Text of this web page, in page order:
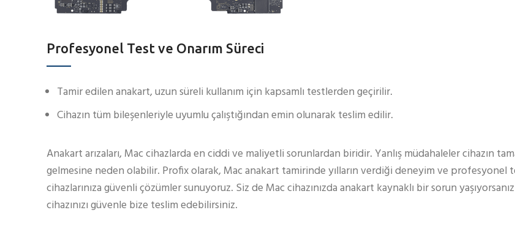
Profesyonel Test ve Onarım Süreci
Tamir edilen anakart, uzun süreli kullanım için kapsamlı testlerden geçirilir.
Cihazın tüm bileşenleriyle uyumlu çalıştığından emin olunarak teslim edilir.
Anakart arızaları, Mac cihazlarda en ciddi ve maliyetli sorunlardan biridir. Yanlış müdahaleler cihazın
gelmesine neden olabilir. Profix olarak, Mac anakart tamirinde yılların verdiği deneyim ve profesyonel
cihazlarınıza güvenli çözümler sunuyoruz. Siz de Mac cihazınızda anakart kaynaklı bir sorun
cihazınızı güvenle bize teslim edebilirsiniz.